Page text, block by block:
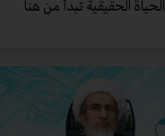
الحياة الحقيقية تبدأ من هنا